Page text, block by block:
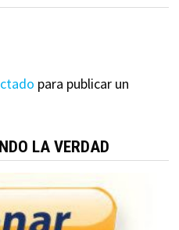
para publicar un
LA VERDAD